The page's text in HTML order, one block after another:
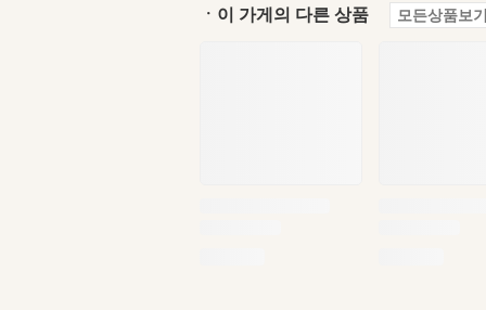
ㆍ이 가게의 다른 상품 모든상품보